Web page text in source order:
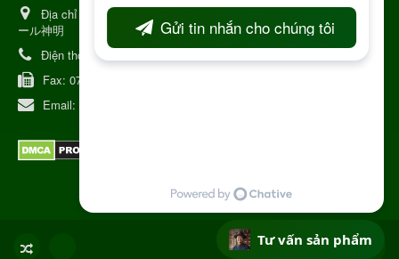
Địa chỉ Nhật Bản:
日本 愛知県刈谷市神明町6丁目308番地 ファミ
ール神明
Điện thoại:080-9475-1379
Fax: 070-9178-7979
Email:
Tư vấn sản phẩm